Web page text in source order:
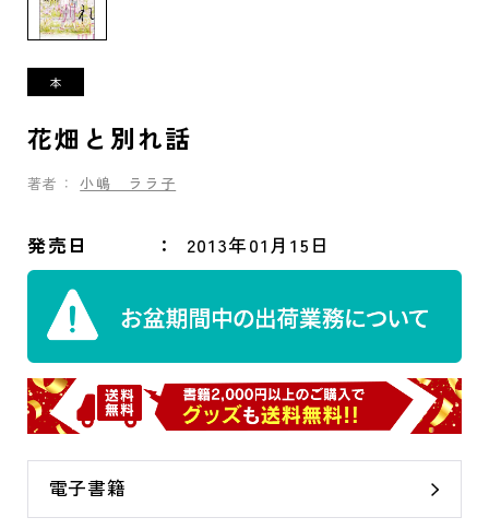
花畑と別れ話
著者： 小嶋 ララ子
発売日 2013年01月15日
電子書籍